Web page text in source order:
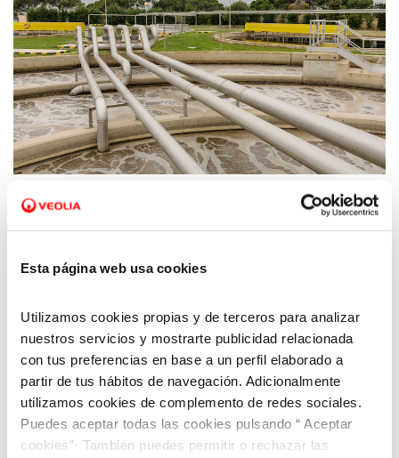
Esta página web usa cookies
Utilizamos cookies propias y de terceros para analizar
nuestros servicios y mostrarte publicidad relacionada
con tus preferencias en base a un perfil elaborado a
partir de tus hábitos de navegación. Adicionalmente
utilizamos cookies de complemento de redes sociales.
Puedes aceptar todas las cookies pulsando “ Aceptar
cookies”· También puedes permitir o rechazar las
La regeneración abre una nueva
oportunidad para el agua